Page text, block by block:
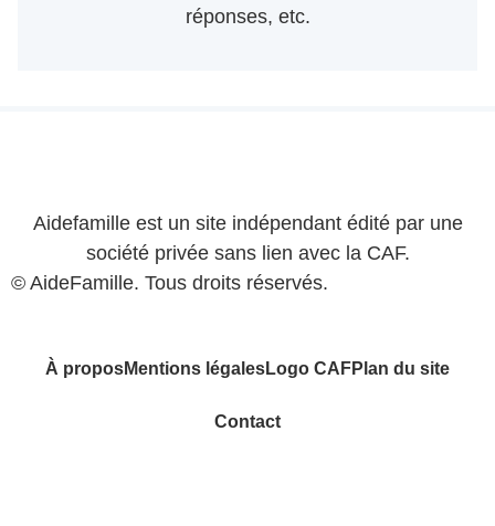
réponses, etc.
Aidefamille est un site indépendant édité par une
société privée sans lien avec la CAF.
© AideFamille. Tous droits réservés.
À proposMentions légalesLogo CAFPlan du site
Contact